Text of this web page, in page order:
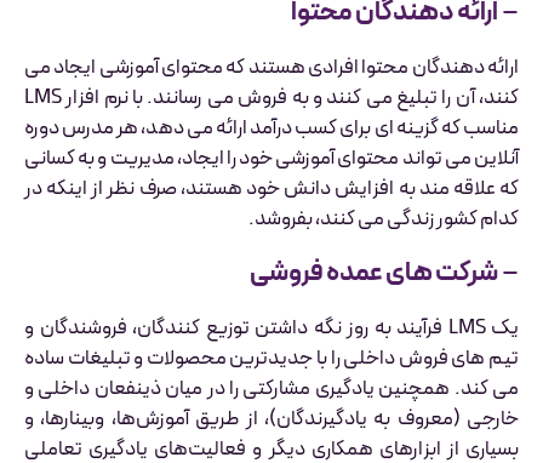
–ارائه دهندگان محتوا
ارائه دهندگان محتوا افرادی هستند که محتوای آموزشی ایجاد می
کنند، آن را تبلیغ می کنند و به فروش می رسانند. با نرم افزار LMS
مناسب که گزینه ای برای کسب درآمد ارائه می دهد، هر مدرس دوره
آنلاین می تواند محتوای آموزشی خود را ایجاد، مدیریت و به کسانی
که علاقه مند به افزایش دانش خود هستند، صرف نظر از اینکه در
کدام کشور زندگی می کنند، بفروشد.
–شرکت های عمده فروشی
یک LMS فرآیند به روز نگه داشتن توزیع کنندگان، فروشندگان و
تیم های فروش داخلی را با جدیدترین محصولات و تبلیغات ساده
می کند. همچنین یادگیری مشارکتی را در میان ذینفعان داخلی و
خارجی (معروف به یادگیرندگان)، از طریق آموزش‌ها، وبینارها، و
بسیاری از ابزارهای همکاری دیگر و فعالیت‌های یادگیری تعاملی